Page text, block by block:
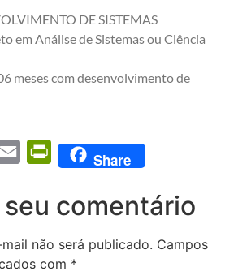
DE SISTEMAS
em Análise de Sistemas ou Ciência
meses com desenvolvimento de
Email PrintFriendly
Share
comentário
não será publicado. Campos
com *